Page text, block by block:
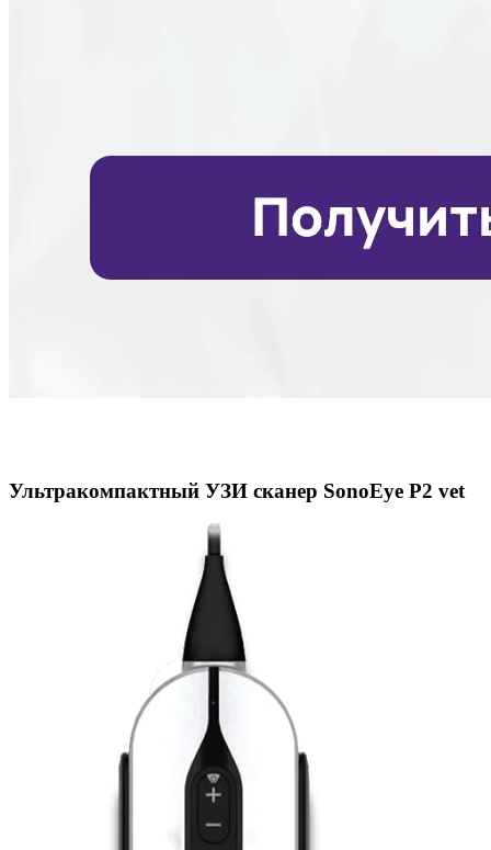
Ультракомпактный УЗИ сканер SonoEye P2 vet